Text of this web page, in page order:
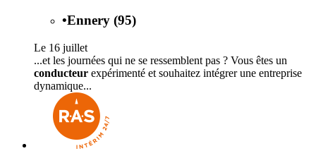
•Ennery (95)
Le 16 juillet
...et les journées qui ne se ressemblent pas ? Vous êtes un
conducteur expérimenté et souhaitez intégrer une entreprise
dynamique...